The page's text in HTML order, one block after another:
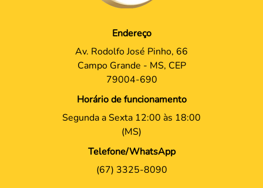
Endereço
Av. Rodolfo José Pinho, 66
Campo Grande - MS, CEP
79004-690
Horário de funcionamento
Segunda a Sexta 12:00 às 18:00
(MS)
Telefone/WhatsApp
(67) 3325-8090